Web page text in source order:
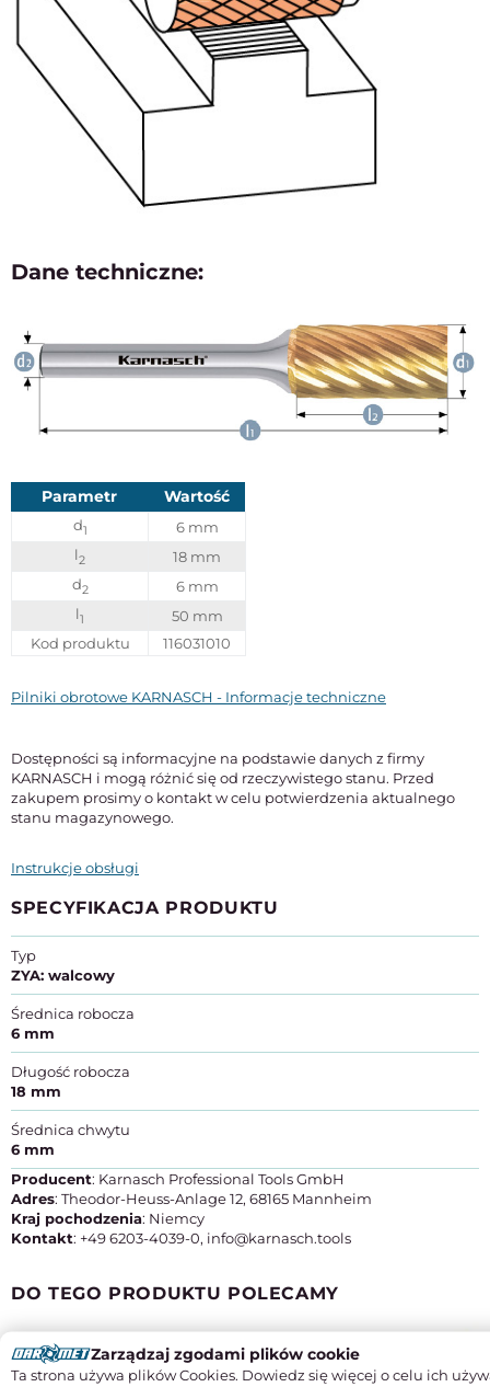
Dane techniczne:
Parametr Wartość
d1
6 mm
l2
18 mm
d2
6 mm
l1
50 mm
Kod produktu
116031010
Pilniki obrotowe KARNASCH - Informacje techniczne
Dostępności są informacyjne na podstawie danych z firmy
KARNASCH i mogą różnić się od rzeczywistego stanu. Przed
zakupem prosimy o kontakt w celu potwierdzenia aktualnego
stanu magazynowego.
Instrukcje obsługi
SPECYFIKACJA PRODUKTU
Typ
ZYA: walcowy
Średnica robocza
6 mm
Długość robocza
18 mm
Średnica chwytu
6 mm
Producent: Karnasch Professional Tools GmbH
Adres: Theodor-Heuss-Anlage 12, 68165 Mannheim
Kraj pochodzenia: Niemcy
Kontakt: +49 6203-4039-0, info@karnasch.tools
DO TEGO PRODUKTU POLECAMY
Zarządzaj zgodami plików cookie
Ta strona używa plików Cookies. Dowiedz się więcej o celu ich